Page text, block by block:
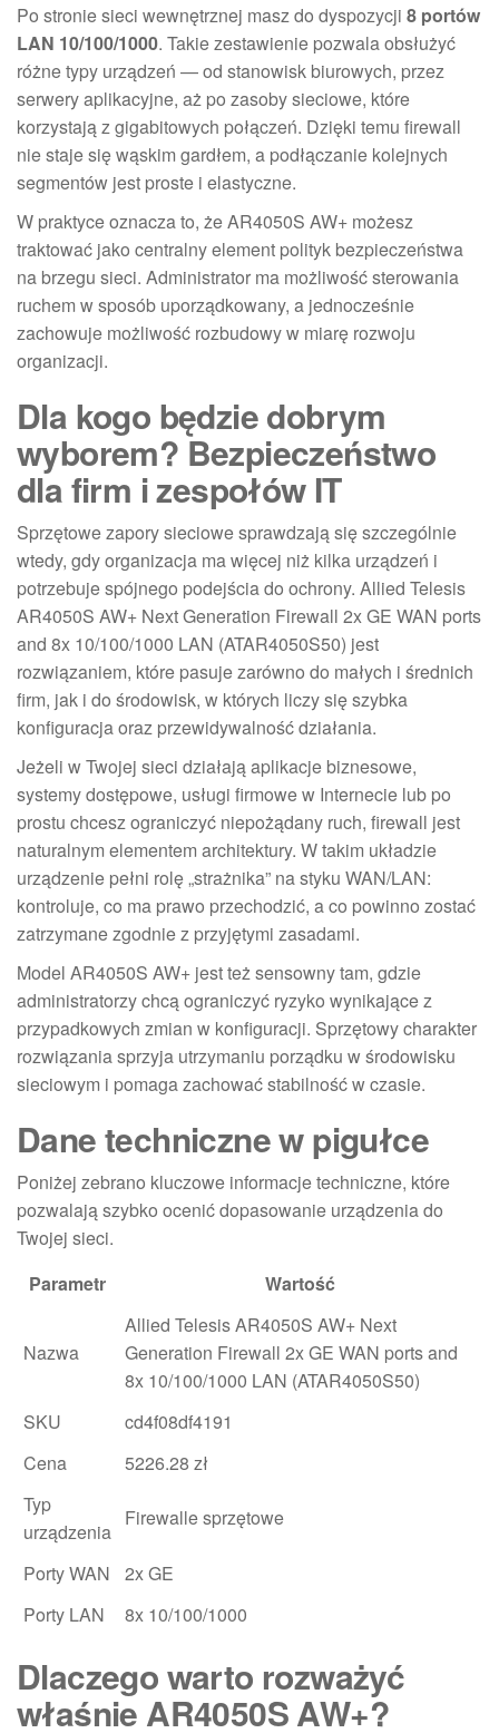
Po stronie sieci wewnętrznej masz do dyspozycji 8 portów
LAN 10/100/1000. Takie zestawienie pozwala obsłużyć
różne typy urządzeń — od stanowisk biurowych, przez
serwery aplikacyjne, aż po zasoby sieciowe, które
korzystają z gigabitowych połączeń. Dzięki temu firewall
nie staje się wąskim gardłem, a podłączanie kolejnych
segmentów jest proste i elastyczne.
W praktyce oznacza to, że AR4050S AW+ możesz
traktować jako centralny element polityk bezpieczeństwa
na brzegu sieci. Administrator ma możliwość sterowania
ruchem w sposób uporządkowany, a jednocześnie
zachowuje możliwość rozbudowy w miarę rozwoju
organizacji.
Dla kogo będzie dobrym
wyborem? Bezpieczeństwo
dla firm i zespołów IT
Sprzętowe zapory sieciowe sprawdzają się szczególnie
wtedy, gdy organizacja ma więcej niż kilka urządzeń i
potrzebuje spójnego podejścia do ochrony. Allied Telesis
AR4050S AW+ Next Generation Firewall 2x GE WAN ports
and 8x 10/100/1000 LAN (ATAR4050S50) jest
rozwiązaniem, które pasuje zarówno do małych i średnich
firm, jak i do środowisk, w których liczy się szybka
konfiguracja oraz przewidywalność działania.
Jeżeli w Twojej sieci działają aplikacje biznesowe,
systemy dostępowe, usługi firmowe w Internecie lub po
prostu chcesz ograniczyć niepożądany ruch, firewall jest
naturalnym elementem architektury. W takim układzie
urządzenie pełni rolę „strażnika” na styku WAN/LAN:
kontroluje, co ma prawo przechodzić, a co powinno zostać
zatrzymane zgodnie z przyjętymi zasadami.
Model AR4050S AW+ jest też sensowny tam, gdzie
administratorzy chcą ograniczyć ryzyko wynikające z
przypadkowych zmian w konfiguracji. Sprzętowy charakter
rozwiązania sprzyja utrzymaniu porządku w środowisku
sieciowym i pomaga zachować stabilność w czasie.
Dane techniczne w pigułce
Poniżej zebrano kluczowe informacje techniczne, które
pozwalają szybko ocenić dopasowanie urządzenia do
Twojej sieci.
Parametr
Wartość
Nazwa
Allied Telesis AR4050S AW+ Next
Generation Firewall 2x GE WAN ports and
8x 10/100/1000 LAN (ATAR4050S50)
SKU
cd4f08df4191
Cena
5226.28 zł
Typ
urządzenia
Firewalle sprzętowe
Porty WAN
2x GE
Porty LAN
8x 10/100/1000
Dlaczego warto rozważyć
właśnie AR4050S AW+?